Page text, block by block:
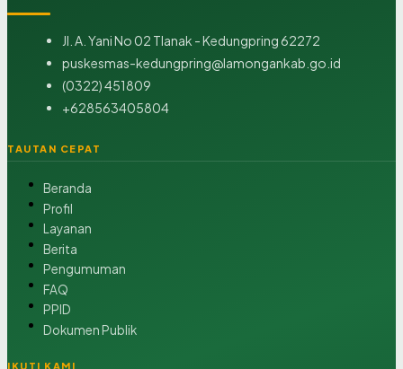
Jl. A. Yani No 02 Tlanak - Kedungpring 62272
puskesmas-kedungpring@lamongankab.go.id
(0322) 451809
+628563405804
TAUTAN CEPAT
Beranda
Profil
Layanan
Berita
Pengumuman
FAQ
PPID
Dokumen Publik
IKUTI KAMI